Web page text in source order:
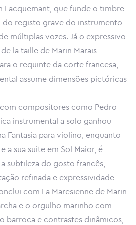
Lacquemant, que funde o timbre
registo grave do instrumento
múltiplas vozes. Já o expressivo
la taille de Marin Marais
o requinte da corte francesa,
assume dimensões pictóricas
compositores como Pedro
instrumental a solo ganhou
Fantasia para violino, enquanto
a sua suite em Sol Maior, é
subtileza do gosto francês,
refinada e expressividade
com La Maresienne de Marin
e o orgulho marinho com
barroca e contrastes dinâmicos,